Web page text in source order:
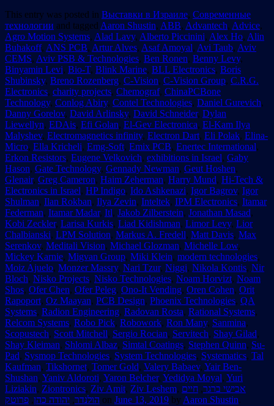
This entry was posted in Выставки в Израиле, Современные
технологии and tagged Aaron Shustin, ABB, Advantech, Advice,
Agro Motion Systems, Alad Lavy, Alberto Piccinini, Alex Ho, Alin
Buhakoff, ANS PCB, Artur Alves, Asaf Amoyal, Avi Taub, Aviv
CEMS, Aviv PSB & Technologies, Ben Ronen, Benny Levy,
Binyamin Levi, Bio-T, Blink Marine, BLL Electronics, Boris
Shubinsky, Breno Rozenberg, C-Vision, C-Vision Group, C.R.G.
Electronics, charity projects, Chemograf, ChinaPCBone
Technology, Conlog Abiry, Contel Technologies, Daniel Gurevich,
Danny Gorelov, David Arlinsky, David Schneider, Dylan
Liewellyn, EDAis, Efi Golan, El-Gev Electronica, El-Kam Ilya
Malyshev, Electromagnetics infinity, Electron Dart, Eli Polak, Elina-
Micro, Ella Kricheli, Emg-Soft, Emix PCB, Enertec International,
Erkon Resistors, Eugene Velkovich, exhibitions in Israel, Gaby
Hason, Gate Technology, Gennady Newman, Geut Hoshen,
Glenair, Greg Cameron, Haim Zeherman, Harry Mund, Hi-Tech &
Electronics in Israel, HP Indigo, Ido Ashkenazi, Igor Bagrov, Igor
Shulman, Ilan Rokban, Ilya Zevin, Inteltek, IPM Electronics, Itamar
Federman, Itamar Madar, Itl, Jakob Zilberstein, Jonathan Masad,
Kobi Zeckler, Larisa Kurkis, Liad Kidishman, Limor Levy, Lior
Chalbianski, LPM Solution, Markus A. Fredell, Matt Davis, Max
Serenkov, Meditali Vision, Michael Glozman, Michelle Low,
Mickey Karnie, Migvan Group, Miki Klein, modern technologies,
Moiz Ajuelo, Monzer Massry, Nari Tzur, Niggi, Nikola Kontis, Nir
Bloch, Nisko Projects, Nisko Technologies, Noam Horvizt, Noam
Shos, Ofer Chen, Ofer Peleg, Ono-It Vending, Oren Cohen, Orit
Rapoport, Oz Maayan, PCB Design, Phoenix Technologies, QA
Systems, Radion Engineering, Radovan Rosta, Rational Systems,
Relcom Systems, Robo Pick, Robowork, Ron Many, Sanmina,
Scopustech, Scott Mitchell, Sergio Rocian, Servitech, Shay Gilad,
Shay Kleiman, Shlomi Albaz, Simtal Coatings, Stephen Quinn, Su-
Pad, Sysmop Technologies, System Technologies, Systematics, Tal
Kaufman, Tikshornet, Tomer Gold, Valery Babaev, Yair Ben-
Shushan, Yaniv Aldoroti, Yaron Belcher, Yedidya Moyal, Yuri
Liziakin, Ziontronics, Ziv Amit, Ziv Leshem, אבישי ברגר, חיים
הולנדר, יהודה כהן, פרוטק on June 13, 2019 by Aaron Shustin.